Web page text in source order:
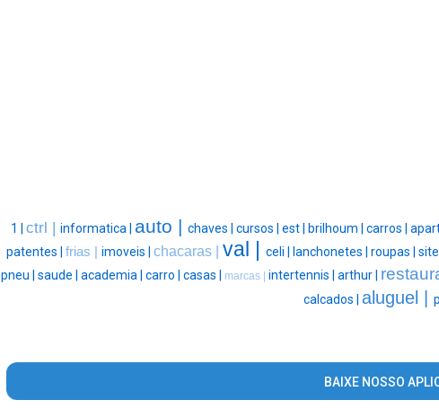
1 | ctrl | informatica | auto | chaves | cursos | est | brilhoum | carros |
patentes | frias | imoveis | chacaras | val | celi | lanchonetes | roupas |
pneu | saude | academia | carro | casas | marcas | intertennis | arthur |
calcados | aluguel |
BAIXE NOSSO